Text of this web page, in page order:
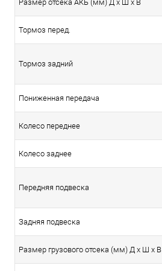
Размер отсека АКБ (мм) Д x Ш x В
Тормоз перед.
Тормоз задний
Пониженная передача
Колесо переднее
Колесо заднее
Передняя подвеска
Задняя подвеска
Размер грузового отсека (мм) Д x Ш x В